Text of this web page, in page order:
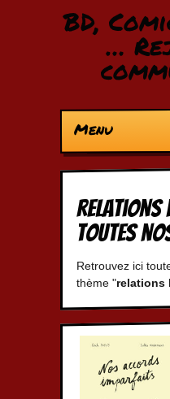
BD,
…
Menu
relations
Toutes
Retrouvez ici
thème "relations